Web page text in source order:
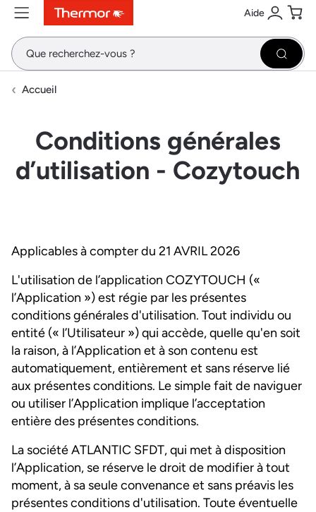
ContenuMenuRecherche Aide
Se
Accueil
Conditions générales
d’utilisation - Cozytouch
Applicables à compter du 21 AVRIL 2026
L'utilisation de l’application COZYTOUCH («
l’Application ») est régie par les présentes
conditions générales d'utilisation. Tout individu ou
entité (« l’Utilisateur ») qui accède, quelle qu'en soit
la raison, à l’Application et à son contenu est
automatiquement, entièrement et sans réserve lié
aux présentes conditions. Le simple fait de naviguer
ou utiliser l’Application implique l’acceptation
entière des présentes conditions.
La société ATLANTIC SFDT, qui met à disposition
l’Application, se réserve le droit de modifier à tout
moment, à sa seule convenance et sans préavis les
présentes conditions d'utilisation. Toute éventuelle